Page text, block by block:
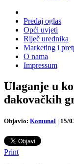
Predaj oglas
Opći uvjeti
Riječ urednika
Marketing i
O nama
Impressum
Ulaganje u
đakovačkih
Objavio: Komunal | 15/
Print